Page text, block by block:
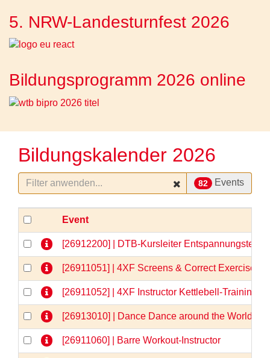
5. NRW-Landesturnfest 2026
Bildungsprogramm 2026 online
Bildungskalender 2026
82 Events
Event
[26912200] | DTB-Kursleiter
[26911051] | 4XF Screens & Correct Exercises
[26911052] | 4XF Instructor Kettlebell-Training
[26913010] | Dance Dance around the World
[26911060] | Barre Workout-Instructor